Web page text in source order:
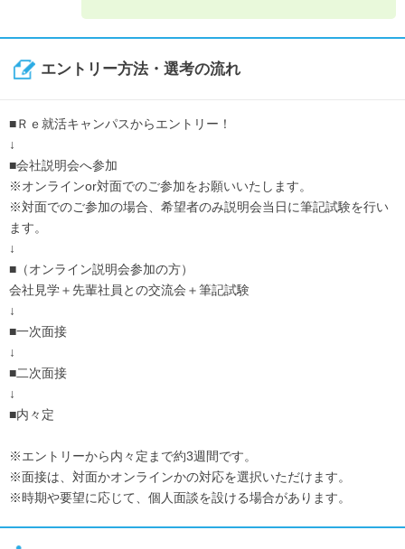
エントリー方法・選考の流れ
■Ｒｅ就活キャンパスからエントリー！
↓
■会社説明会へ参加
※オンラインor対面でのご参加をお願いいたします。
※対面でのご参加の場合、希望者のみ説明会当日に筆記試験を行い
ます。
↓
■（オンライン説明会参加の方）
会社見学＋先輩社員との交流会＋筆記試験
↓
■一次面接
↓
■二次面接
↓
■内々定
※エントリーから内々定まで約3週間です。
※面接は、対面かオンラインかの対応を選択いただけます。
※時期や要望に応じて、個人面談を設ける場合があります。